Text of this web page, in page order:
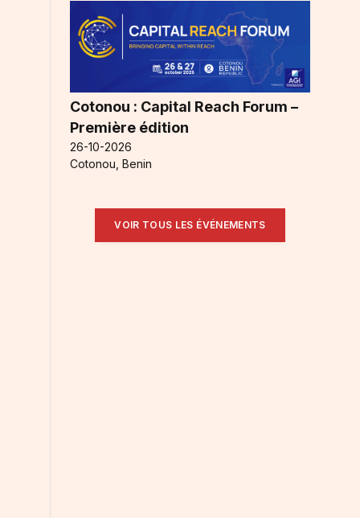
Cotonou : Capital Reach Forum –
Première édition
26-10-2026
Cotonou, Benin
VOIR TOUS LES ÉVÉNEMENTS